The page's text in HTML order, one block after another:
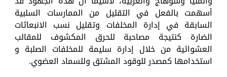
أسهمت بالفعل في التقليل من الممارسات السلبية
السابقة في إدارة المخلفات وتقليل نسب الانبعاثات
الضارة كنتيجة مصاحبة للحرق المكشوف للمقالب
العشوائية من خلال إدارة سليمة للمخلفات الصلبة و
استخدامها كمصدر للوقود المشتق وللسماد العضوي.